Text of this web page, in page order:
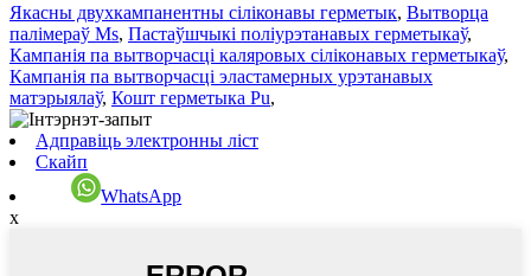
Якасны двухкампанентны сіліконавы герметык, Вытворца
палімераў Ms, Пастаўшчыкі поліурэтанавых герметыкаў,
Кампанія па вытворчасці каляровых сіліконавых герметыкаў,
Кампанія па вытворчасці эластамерных урэтанавых
матэрыялаў, Кошт герметыка Pu,
Адправіць электронны ліст
Скайп
WhatsApp
x